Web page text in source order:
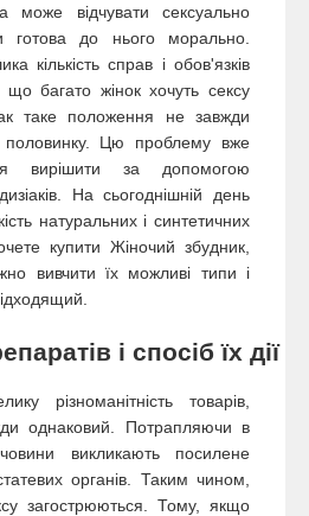
може відчувати сексуально
готова до нього морально.
кількість справ і обов'язків
що багато жінок хочуть сексу
таке положення не завжди
половинку. Цю проблему вже
вирішити за допомогою
На сьогоднішній день
натуральних і синтетичних
купити Жіночий збудник,
вивчити їх можливі типи і
і спосіб їх дії
різноманітність товарів,
однаковий. Потрапляючи в
викликають посилене
органів. Таким чином,
загострюються. Тому, якщо